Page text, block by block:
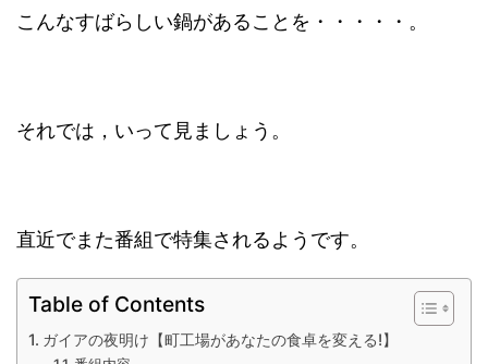
こんなすばらしい鍋があることを・・・・・。
それでは，いって見ましょう。
直近でまた番組で特集されるようです。
Table of Contents
ガイアの夜明け【町工場があなたの食卓を変える!】